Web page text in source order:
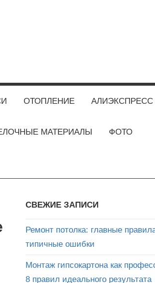
ОТОПЛЕНИЕ АЛИЭКСПРЕСС
МАТЕРИАЛЫ ФОТО
СВЕЖИЕ ЗАПИСИ
Ремонт потолка: главные
типичные ошибки
Монтаж гипсокартона как
8 правил идеального результата